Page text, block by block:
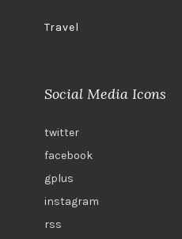
Travel
Social Media Icons
twitter
facebook
gplus
instagram
rss